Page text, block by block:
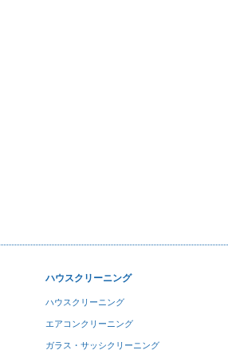
ハウスクリーニング
ハウスクリーニング
エアコンクリーニング
ガラス・サッシクリーニング